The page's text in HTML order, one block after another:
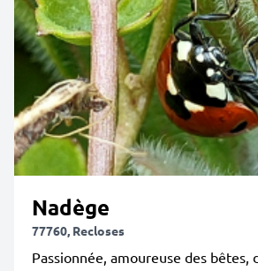
Nadège
77760, Recloses
Passionnée, amoureuse des bêtes,